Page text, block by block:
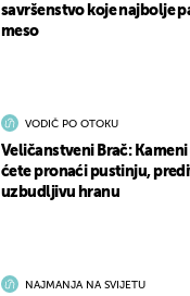
savršenstvo koje najbolje
meso
VODIČ PO OTOKU
Veličanstveni Brač:
ćete pronaći pustinju,
uzbudljivu hranu
NAJMANJA NA SVIJETU